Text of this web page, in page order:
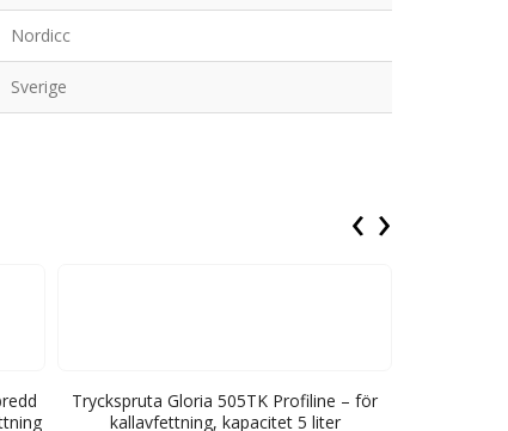
Nordicc
Sverige
Tryckspruta Gloria 505TK Profiline – för
kallavfettning, kapacitet 5 liter
‹ ›